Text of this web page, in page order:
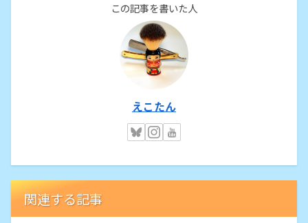
この記事を書いた人
えこたん
関連する記事